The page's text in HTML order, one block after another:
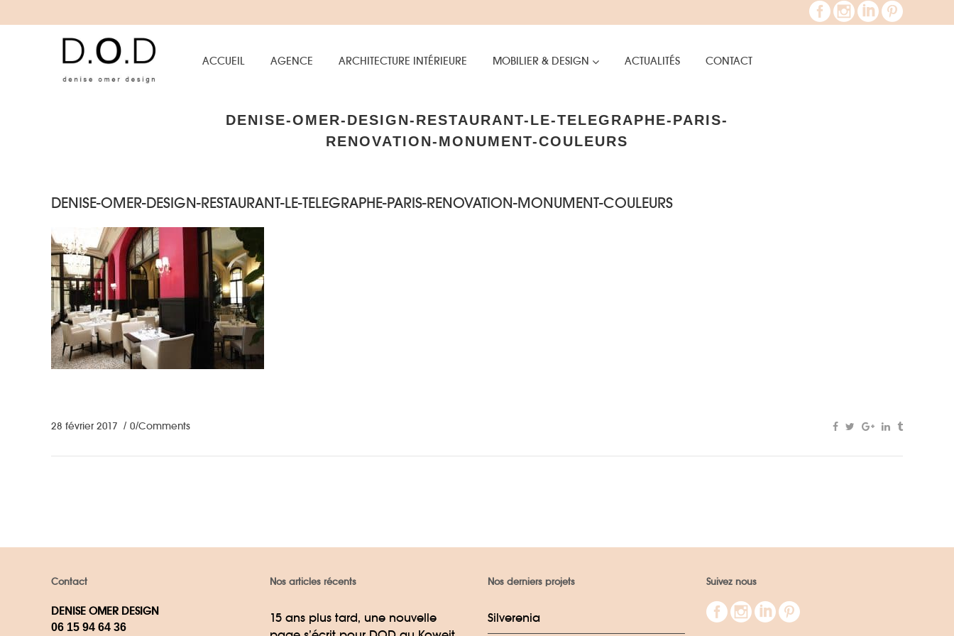
ACCUEIL AGENCE ARCHITECTURE INTÉRIEURE MOBILIER & DESIGN ACTUALITÉS CONTACT
DENISE-OMER-DESIGN-RESTAURANT-LE-TELEGRAPHE-PARIS-
RENOVATION-MONUMENT-COULEURS
DENISE-OMER-DESIGN-RESTAURANT-LE-TELEGRAPHE-PARIS-RENOVATION-MONUMENT-COULEURS
28 février 2017 0 Comments
Contact
DENISE OMER DESIGN
06 15 94 64 36
Nos articles récents
15 ans plus tard, une nouvelle
Nos derniers projets
Silverenia
Suivez nous